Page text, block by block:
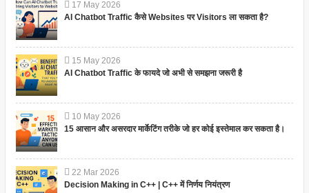
17 May 2026
AI Chatbot Traffic कैसे Websites पर Visitors ला सकता है?
15 May 2026
AI Chatbot Traffic के फायदे जो अभी से समझना जरूरी है
10 May 2026
15 आसान और असरदार मार्केटिंग तरीके जो हर कोई इस्तेमाल कर सकता है।
22 Mar 2026
Decision Making in C++ | C++ में निर्णय नियंत्रण